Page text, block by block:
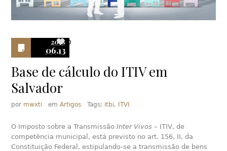
2018
06.13
0
Base de cálculo do ITIV em
Salvador
por mwxti emArtigos Tags: itbi, ITVI
O Imposto sobre a TransmissãoInter Vivos– ITIV, de
competência municipal, está previsto no art. 156, II, da
Constituição Federal, estipulando-se a transmissão de bens